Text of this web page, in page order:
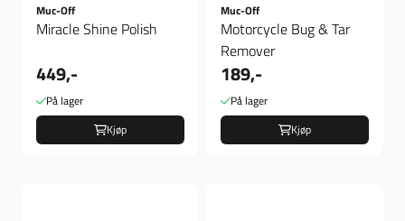
Muc-Off
Miracle Shine Polish
449,-
På lager
Kjøp
Muc-Off
Motorcycle Bug & Tar
Remover
189,-
På lager
Kjøp